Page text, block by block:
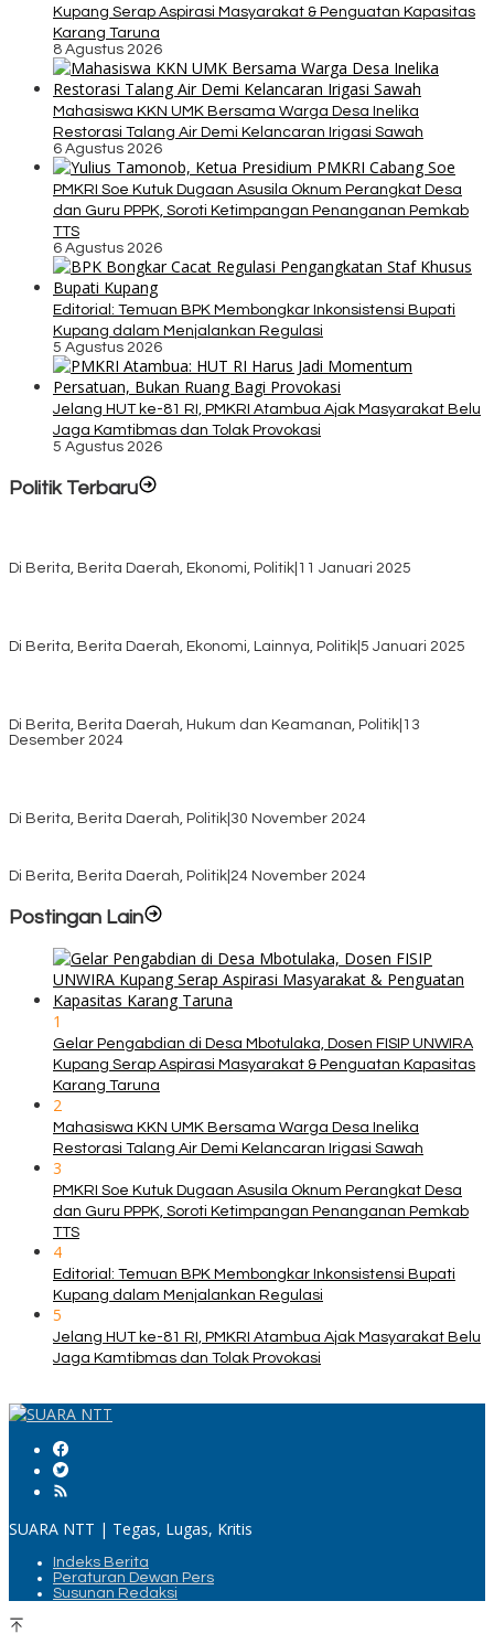
Kupang Serap Aspirasi Masyarakat & Penguatan Kapasitas
Karang Taruna
8 Agustus 2026
Mahasiswa KKN UMK Bersama Warga Desa Inelika
Restorasi Talang Air Demi Kelancaran Irigasi Sawah
6 Agustus 2026
PMKRI Soe Kutuk Dugaan Asusila Oknum Perangkat Desa
dan Guru PPPK, Soroti Ketimpangan Penanganan Pemkab
TTS
6 Agustus 2026
Editorial: Temuan BPK Membongkar Inkonsistensi Bupati
Kupang dalam Menjalankan Regulasi
5 Agustus 2026
Jelang HUT ke-81 RI, PMKRI Atambua Ajak Masyarakat Belu
Jaga Kamtibmas dan Tolak Provokasi
5 Agustus 2026
Politik Terbaru
Di Berita, Berita Daerah, Ekonomi, Politik 11 Januari 2025
Di Berita, Berita Daerah, Ekonomi, Lainnya, Politik 5 Januari 2025
Di Berita, Berita Daerah, Hukum dan Keamanan, Politik 13
Desember 2024
Di Berita, Berita Daerah, Politik 30 November 2024
Di Berita, Berita Daerah, Politik 24 November 2024
Postingan Lain
1
Gelar Pengabdian di Desa Mbotulaka, Dosen FISIP UNWIRA
Kupang Serap Aspirasi Masyarakat & Penguatan Kapasitas
Karang Taruna
2
Mahasiswa KKN UMK Bersama Warga Desa Inelika
Restorasi Talang Air Demi Kelancaran Irigasi Sawah
3
PMKRI Soe Kutuk Dugaan Asusila Oknum Perangkat Desa
dan Guru PPPK, Soroti Ketimpangan Penanganan Pemkab
TTS
4
Editorial: Temuan BPK Membongkar Inkonsistensi Bupati
Kupang dalam Menjalankan Regulasi
5
Jelang HUT ke-81 RI, PMKRI Atambua Ajak Masyarakat Belu
Jaga Kamtibmas dan Tolak Provokasi
SUARA NTT | Tegas, Lugas, Kritis
Indeks Berita
Peraturan Dewan Pers
Susunan Redaksi